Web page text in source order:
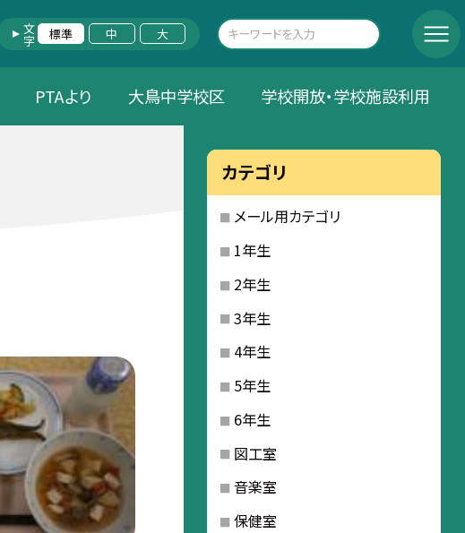
文字 標準 中 大
PTAより 大鳥中学校区 学校開放・学校施設利用
カテゴリ
メール用カテゴリ
1年生
2年生
3年生
4年生
5年生
6年生
図工室
音楽室
保健室